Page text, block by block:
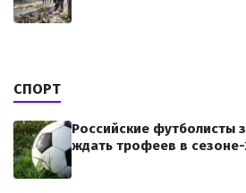
СПОРТ
Российские футболисты
ждать трофеев в сезоне-